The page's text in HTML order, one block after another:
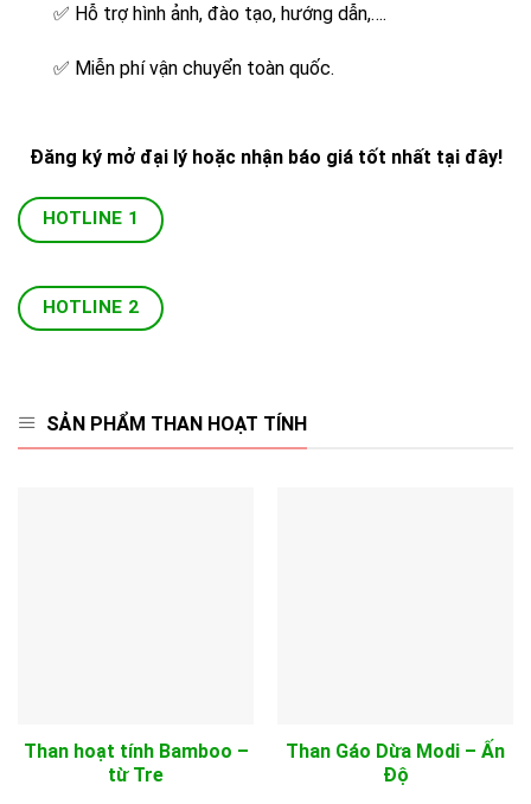
✅ Hỗ trợ hình ảnh, đào tạo, hướng dẫn,….
✅ Miễn phí vận chuyển toàn quốc.
Đăng ký mở đại lý hoặc nhận báo giá tốt nhất tại đây!
HOTLINE 1
HOTLINE 2
SẢN PHẨM THAN HOẠT TÍNH
Than hoạt tính Bamboo –
từ Tre
Than Gáo Dừa Modi – Ấn
Độ